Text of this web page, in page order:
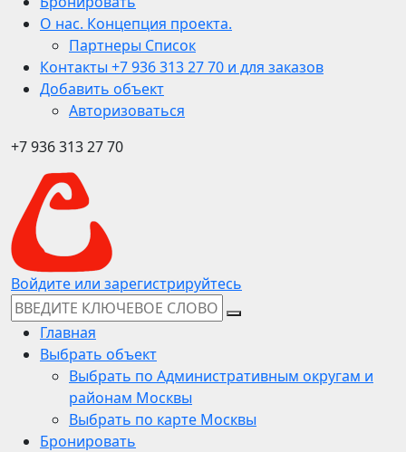
О нас. Концепция проекта.
Партнеры Список
Контакты +7 936 313 27 70 и для заказов
Добавить объект
Авторизоваться
+7 936 313 27 70
Войдите или зарегистрируйтесь
Главная
Выбрать объект
Выбрать по Административным округам и
районам Москвы
Выбрать по карте Москвы
Бронировать